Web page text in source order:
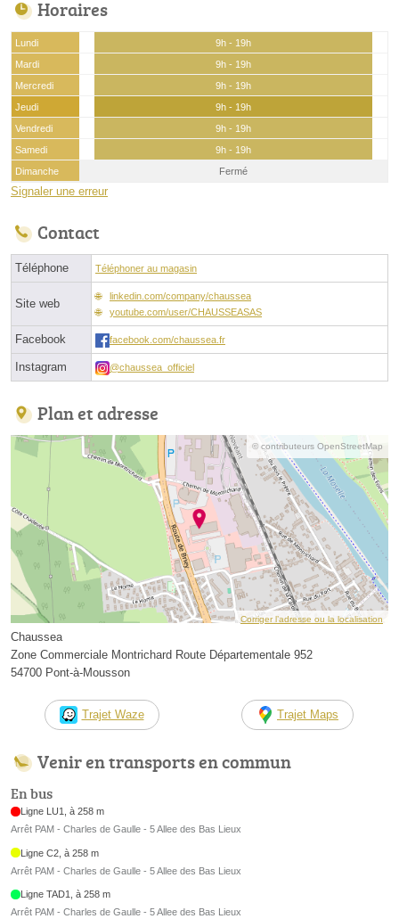
Horaires
Lundi
9h - 19h
Mardi
9h - 19h
Mercredi
9h - 19h
Jeudi
9h - 19h
Vendredi
9h - 19h
Samedi
9h - 19h
Dimanche
Fermé
Signaler une erreur
Contact
Téléphone Téléphoner au magasin
Site web
linkedin.com/company/chaussea
youtube.com/user/CHAUSSEASAS
Facebook facebook.com/chaussea.fr
Instagram @chaussea_officiel
Plan et adresse
© contributeurs OpenStreetMap
Corriger l’adresse ou la localisation
Chaussea
Zone Commerciale Montrichard Route Départementale 952
54700 Pont-à-Mousson
Trajet Waze Trajet Maps
Venir en transports en commun
En bus
Ligne LU1, à 258 m
Arrêt PAM - Charles de Gaulle - 5 Allee des Bas Lieux
Ligne C2, à 258 m
Arrêt PAM - Charles de Gaulle - 5 Allee des Bas Lieux
Ligne TAD1, à 258 m
Arrêt PAM - Charles de Gaulle - 5 Allee des Bas Lieux